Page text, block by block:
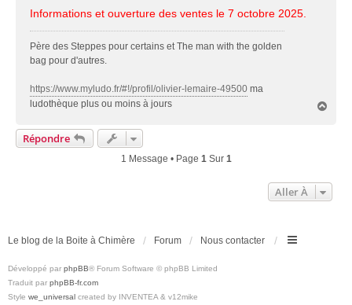
Informations et ouverture des ventes le 7 octobre 2025.
Père des Steppes pour certains et The man with the golden
bag pour d'autres.
https://www.myludo.fr/#!/profil/olivier-lemaire-49500 ma
ludothèque plus ou moins à jours
Répondre
1 Message • Page 1Sur 1
Aller À
Le blog de la Boite à Chimère Forum Nous contacter
Développé par phpBB® Forum Software © phpBB Limited
Traduit par phpBB-fr.com
Style we_universal created by INVENTEA & v12mike